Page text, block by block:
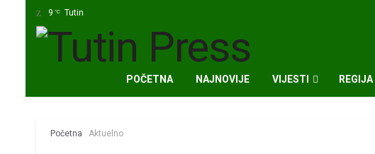
9 °C Tutin
POČETNA NAJNOVIJE VIJESTI REGIJA
Početna Aktuelno